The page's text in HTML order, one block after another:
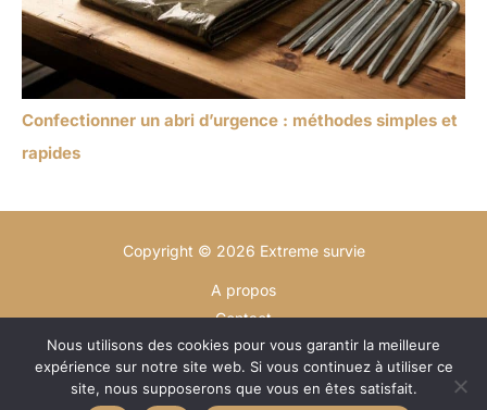
Confectionner un abri d’urgence : méthodes simples et
rapides
Copyright © 2026 Extreme survie
A propos
Contact
Plan du site
Mentions légales
Politique de confidentialité
Nous utilisons des cookies pour vous garantir la meilleure
expérience sur notre site web. Si vous continuez à utiliser ce
site, nous supposerons que vous en êtes satisfait.